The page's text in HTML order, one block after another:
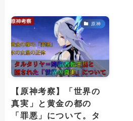
原神
【原神考察】「世界の
真実」と黄金の都の
「罪悪」について。タ